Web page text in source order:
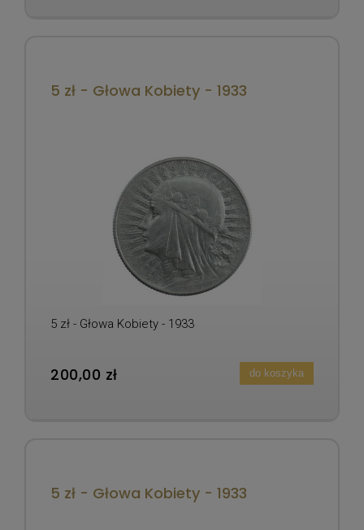
5 zł - Głowa Kobiety - 1933
5 zł - Głowa Kobiety - 1933
200,00 zł do koszyka
5 zł - Głowa Kobiety - 1933